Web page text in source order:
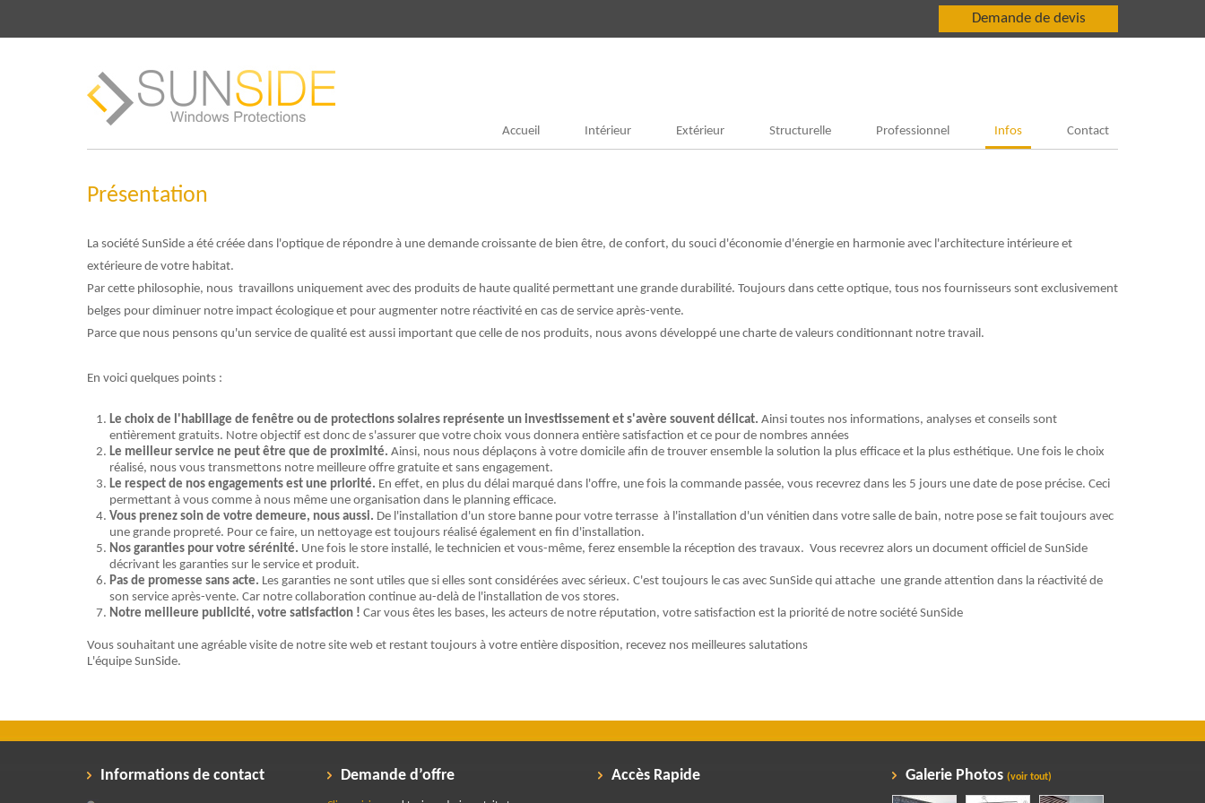
Demande de devis
Accueil Intérieur Extérieur Structurelle Professionnel Infos Contact
Présentation
La société SunSide a été créée dans l'optique de répondre à une demande croissante de bien être, de confort, du souci d'économie d'énergie en harmonie avec l'architecture intérieure et
extérieure de votre habitat.
Par cette philosophie, nous travaillons uniquement avec des produits de haute qualité permettant une grande durabilité. Toujours dans cette optique, tous nos fournisseurs sont exclusivement
belges pour diminuer notre impact écologique et pour augmenter notre réactivité en cas de service après-vente.
Parce que nous pensons qu'un service de qualité est aussi important que celle de nos produits, nous avons développé une charte de valeurs conditionnant notre travail.
En voici quelques points :
Le choix de l'habillage de fenêtre ou de protections solaires représente un investissement et s'avère souvent délicat. Ainsi toutes nos informations, analyses et conseils sont
entièrement gratuits. Notre objectif est donc de s'assurer que votre choix vous donnera entière satisfaction et ce pour de nombres années
Le meilleur service ne peut être que de proximité. Ainsi, nous nous déplaçons à votre domicile afin de trouver ensemble la solution la plus efficace et la plus esthétique. Une fois le choix
réalisé, nous vous transmettons notre meilleure offre gratuite et sans engagement.
Le respect de nos engagements est une priorité. En effet, en plus du délai marqué dans l'offre, une fois la commande passée, vous recevrez dans les 5 jours une date de pose précise. Ceci
permettant à vous comme à nous même une organisation dans le planning efficace.
Vous prenez soin de votre demeure, nous aussi. De l'installation d'un store banne pour votre terrasse à l'installation d'un vénitien dans votre salle de bain, notre pose se fait toujours avec
une grande propreté. Pour ce faire, un nettoyage est toujours réalisé également en fin d'installation.
Nos garanties pour votre sérénité. Une fois le store installé, le technicien et vous-même, ferez ensemble la réception des travaux. Vous recevrez alors un document officiel de SunSide
décrivant les garanties sur le service et produit.
Pas de promesse sans acte. Les garanties ne sont utiles que si elles sont considérées avec sérieux. C'est toujours le cas avec SunSide qui attache une grande attention dans la réactivité de
son service après-vente. Car notre collaboration continue au-delà de l'installation de vos stores.
Notre meilleure publicité, votre satisfaction ! Car vous êtes les bases, les acteurs de notre réputation, votre satisfaction est la priorité de notre société SunSide
Vous souhaitant une agréable visite de notre site web et restant toujours à votre entière disposition, recevez nos meilleures salutations
L'équipe SunSide.
Informations de contact Demande d’offre Accès Rapide Galerie Photos (voir tout)